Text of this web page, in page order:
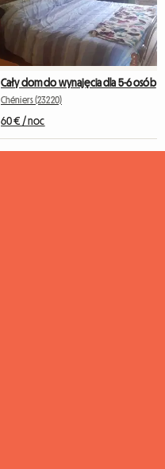
Cały dom do wynajęcia dla 5-6 osób
Chéniers (23220)
60 € / noc